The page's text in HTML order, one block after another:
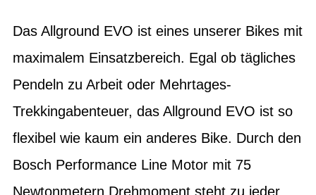
Das Allground EVO ist eines unserer Bikes mit
maximalem Einsatzbereich. Egal ob tägliches
Pendeln zu Arbeit oder Mehrtages-
Trekkingabenteuer, das Allground EVO ist so
flexibel wie kaum ein anderes Bike. Durch den
Bosch Performance Line Motor mit 75
Newtonmetern Drehmoment steht zu jeder